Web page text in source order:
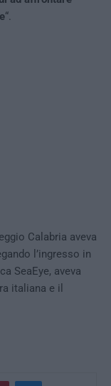
“.
Calabria aveva
l’ingresso in
SeaEye, aveva
italiana e il